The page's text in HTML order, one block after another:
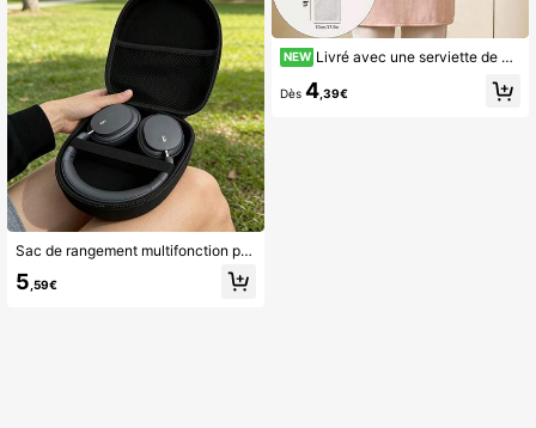
Sac de rangement multifonction pour casque noir grand, sac de rangement multifonction, coque rigide antichoc et résistante à la pression, EVA imperméable, boîte de rangement pour casque Bluetooth, sac d'accessoires pour appareil photo numérique, étui de protection portable, rentrée scolaire
5 ,59€
NEW Livré avec une serviette de main en polaire corail, un tablier de cuisine imperméable, style de suspension réglable au cou, poche de grande capacité, tablier résistant à l'huile et à la saleté, convient pour la cuisine, la pâtisserie, le jardinage et le nettoyage, confortable à porter sans tension aux épaules
Dès 4,39€